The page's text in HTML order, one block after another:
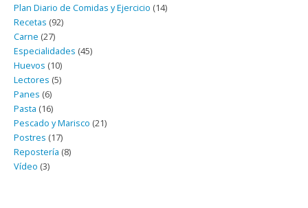
Plan Diario de Comidas y Ejercicio (14)
Recetas (92)
Carne (27)
Especialidades (45)
Huevos (10)
Lectores (5)
Panes (6)
Pasta (16)
Pescado y Marisco (21)
Postres (17)
Repostería (8)
Vídeo (3)